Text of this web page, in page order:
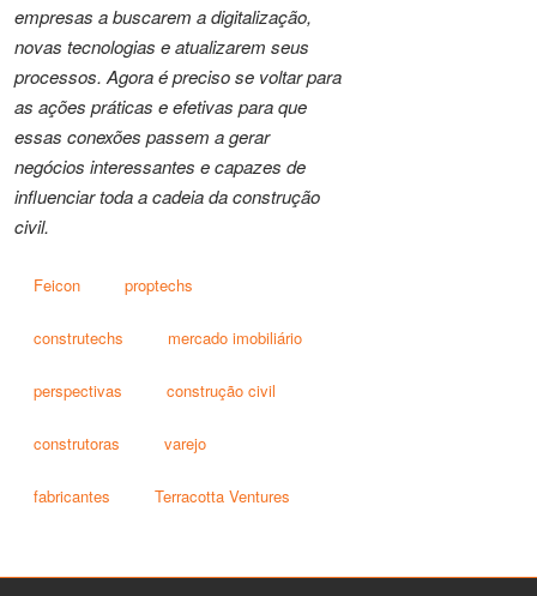
empresas a buscarem a digitalização,
novas tecnologias e atualizarem seus
processos. Agora é preciso se voltar para
as ações práticas e efetivas para que
essas conexões passem a gerar
negócios interessantes e capazes de
influenciar toda a cadeia da construção
civil.
Feicon proptechs
construtechs mercado imobiliário
perspectivas construção civil
construtoras varejo
fabricantes Terracotta Ventures